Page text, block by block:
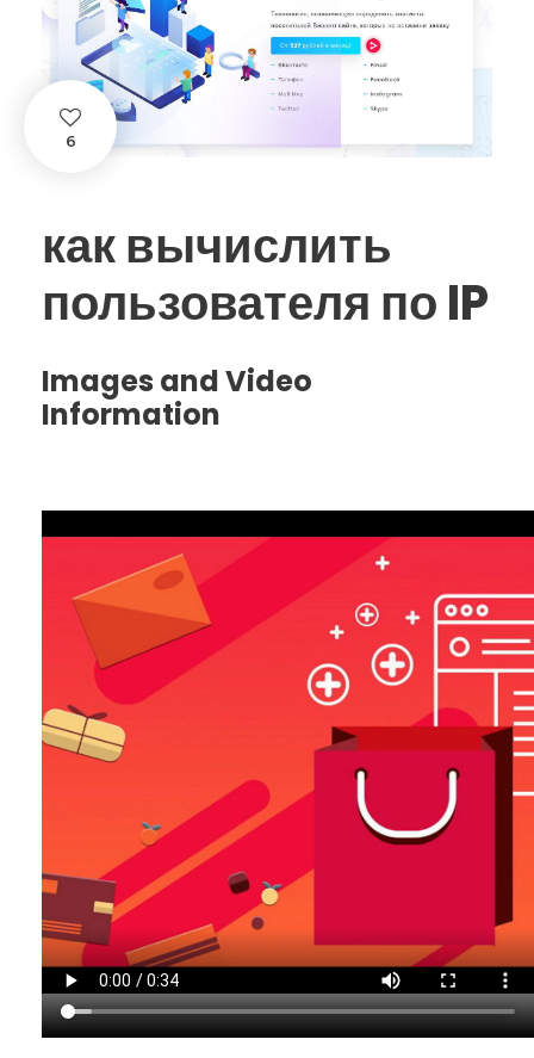
6
как вычислить
пользователя по IP
Images and Video
Information